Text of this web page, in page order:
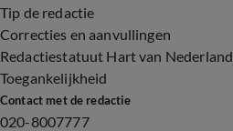
Tip de redactie
Correcties en aanvullingen
Redactiestatuut Hart van Nederland
Toegankelijkheid
Contact met de redactie
020-8007777